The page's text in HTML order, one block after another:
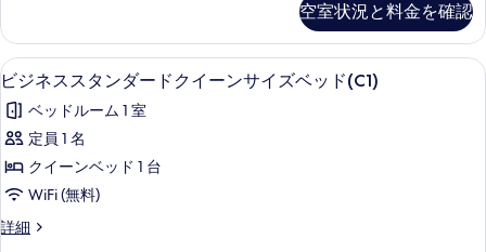
真
を
表
示
す
る
て
の
写
真
を
表
示
す
バ
ス
ル
ー
ム
付
(A2)
の
ー
ム
専
バ
ス
ー
ム
(A2)
空室状況と料金を確認
ビ
ジ
ネ
ス
ス
ン
5
ビジネススタンダードクイーンサイズベッド(C1)
ベッドルーム 1 室
定員 1 名
クイーンベッド 1 台
WiFi (無料)
詳細
ビ